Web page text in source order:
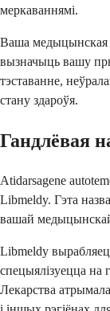
меркаваннямі.
Ваша медыцынская
вызначыць вашу
тэставанне,
стану здароўя.
Гандлёвая
Atidarsagene
Libmeldy. Гэта
вашай
Libmeldy
спецыялізуецца на
Лекарства